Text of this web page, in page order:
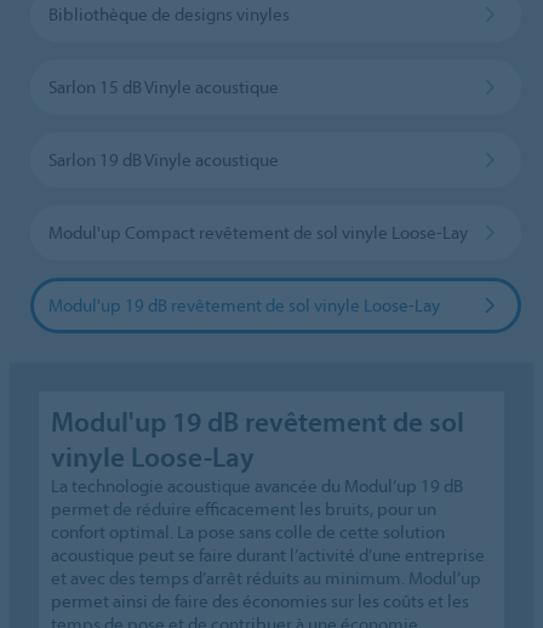
Bibliothèque de designs vinyles
Sarlon 15 dB Vinyle acoustique
Sarlon 19 dB Vinyle acoustique
Modul'up Compact revêtement de sol vinyle Loose-Lay
Modul'up 19 dB revêtement de sol vinyle Loose-Lay
Modul'up 19 dB revêtement de sol
vinyle Loose-Lay
La technologie acoustique avancée du Modul’up 19 dB
permet de réduire efficacement les bruits, pour un
confort optimal. La pose sans colle de cette solution
acoustique peut se faire durant l’activité d’une entreprise
et avec des temps d’arrêt réduits au minimum. Modul’up
permet ainsi de faire des économies sur les coûts et les
temps de pose et de contribuer à une économie